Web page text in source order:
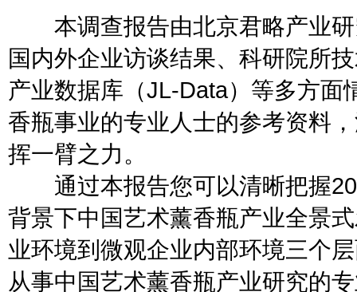
本调查报告由北京君略产业研
国内外企业访谈结果、科研院所
产业数据库（JL-Data）等多方面
香瓶事业的专业人士的参考资料
挥一臂之力。
通过本报告您可以清晰把握
背景下中国艺术薰香瓶产业全景
业环境到微观企业内部环境三个
从事中国艺术薰香瓶产业研究的